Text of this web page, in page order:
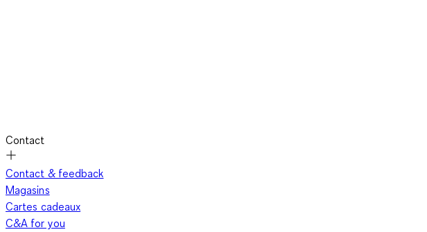
Contact
Contact & feedback
Magasins
Cartes cadeaux
C&A for you